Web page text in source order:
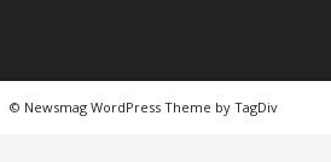
© Newsmag WordPress Theme by TagDiv